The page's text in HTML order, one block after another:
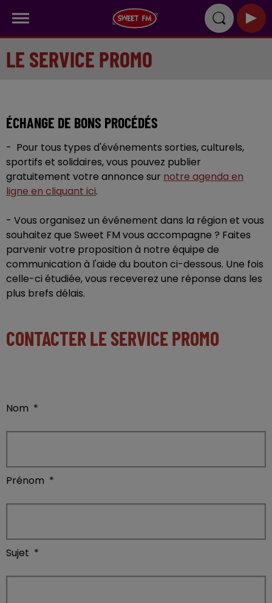
LE SERVICE PROMO
ÉCHANGE DE BONS PROCÉDÉS
- Pour tous types d'événements sorties, culturels,
sportifs et solidaires, vous pouvez publier
gratuitement votre annonce sur notre agenda en
ligne en cliquant ici.
- Vous organisez un événement dans la région et vous
souhaitez que Sweet FM vous accompagne ? Faites
parvenir votre proposition à notre équipe de
communication à l'aide du bouton ci-dessous. Une fois
celle-ci étudiée, vous receverez une réponse dans les
plus brefs délais.
CONTACTER LE SERVICE PROMO
Nom *
Prénom *
Sujet *